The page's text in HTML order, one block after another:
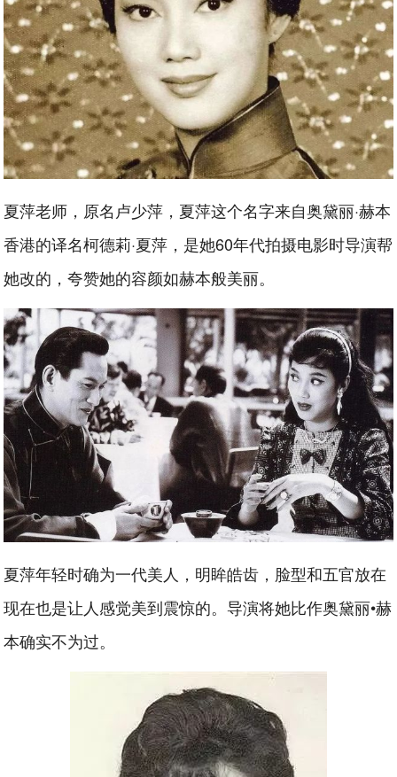
夏萍老师，原名卢少萍，夏萍这个名字来自奥黛丽·赫本
香港的译名柯德莉·夏萍，是她60年代拍摄电影时导演帮
她改的，夸赞她的容颜如赫本般美丽。
夏萍年轻时确为一代美人，明眸皓齿，脸型和五官放在
现在也是让人感觉美到震惊的。导演将她比作奥黛丽•赫
本确实不为过。